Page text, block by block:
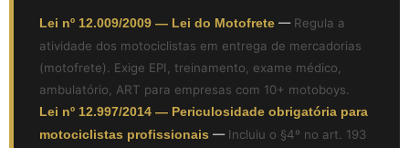
Lei nº 12.009/2009 — Lei do Motofrete — Regula a
atividade dos motociclistas em entrega de mercadorias
(motofrete). Exige EPI, treinamento, exame médico,
ambulatório, ART para empresas com 10+ motoboys.
Lei nº 12.997/2014 — Periculosidade obrigatória para
motociclistas profissionais — Incluiu o §4º no art. 193